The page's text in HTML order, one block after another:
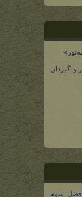
و گیردان
فصل سوم